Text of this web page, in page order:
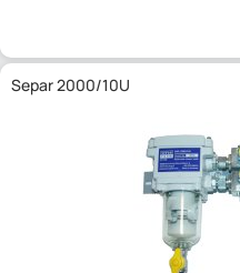
Separ 2000/10U